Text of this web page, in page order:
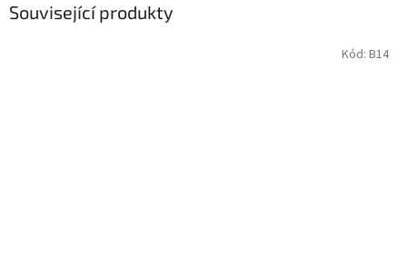
Související produkty
Kód: B14